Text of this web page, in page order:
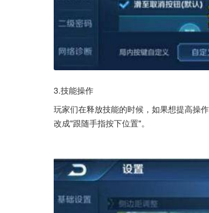
3.技能操作
玩家们在释放技能的时候，如果想提高操
改成"跟随手指按下位置"。